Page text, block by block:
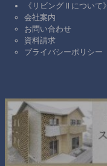
《リビングⅡについて》
会社案内
お問い合わせ
資料請求
プライバシーポリシー